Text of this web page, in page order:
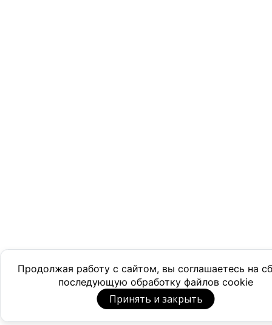
Продолжая работу с сайтом, вы соглашаетесь на
последующую обработку файлов cookie
Принять и закрыть